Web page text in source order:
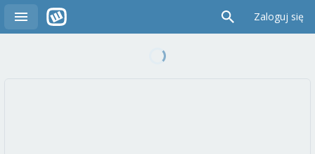
Zaloguj się